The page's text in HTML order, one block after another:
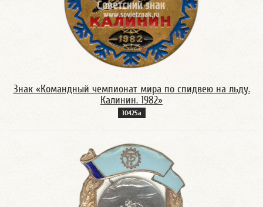
Знак «Командный чемпионат мира по спидвею на льду.
Калинин. 1982»
10425а